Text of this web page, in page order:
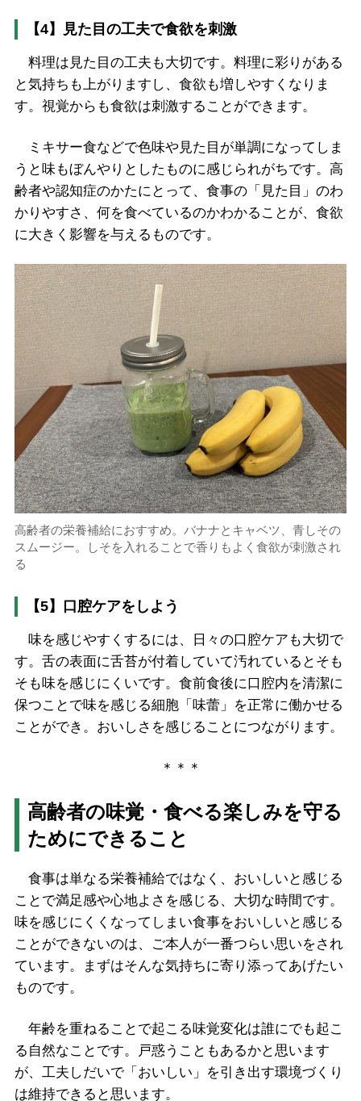
【4】見た目の工夫で食欲を刺激
料理は見た目の工夫も大切です。料理に彩りがある
と気持ちも上がりますし、食欲も増しやすくなりま
す。視覚からも食欲は刺激することができます。
ミキサー食などで色味や見た目が単調になってしま
うと味もぼんやりとしたものに感じられがちです。高
齢者や認知症のかたにとって、食事の「見た目」のわ
かりやすさ、何を食べているのかわかることが、食欲
に大きく影響を与えるものです。
高齢者の栄養補給におすすめ。バナナとキャベツ、青しその
スムージー。しそを入れることで香りもよく食欲が刺激され
る
【5】口腔ケアをしよう
味を感じやすくするには、日々の口腔ケアも大切で
す。舌の表面に舌苔が付着していて汚れているとそも
そも味を感じにくいです。食前食後に口腔内を清潔に
保つことで味を感じる細胞「味蕾」を正常に働かせる
ことができ。おいしさを感じることにつながります。
＊＊＊
高齢者の味覚・食べる楽しみを守る
ためにできること
食事は単なる栄養補給ではなく、おいしいと感じる
ことで満足感や心地よさを感じる、大切な時間です。
味を感じにくくなってしまい食事をおいしいと感じる
ことができないのは、ご本人が一番つらい思いをされ
ています。まずはそんな気持ちに寄り添ってあげたい
ものです。
年齢を重ねることで起こる味覚変化は誰にでも起こ
る自然なことです。戸惑うこともあるかと思います
が、工夫しだいで「おいしい」を引き出す環境づくり
は維持できると思います。